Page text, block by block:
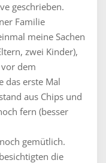
geschrieben.
Familie
meine Sachen
zwei Kinder),
dem
das erste Mal
aus Chips und
fern (besser
gemütlich.
die